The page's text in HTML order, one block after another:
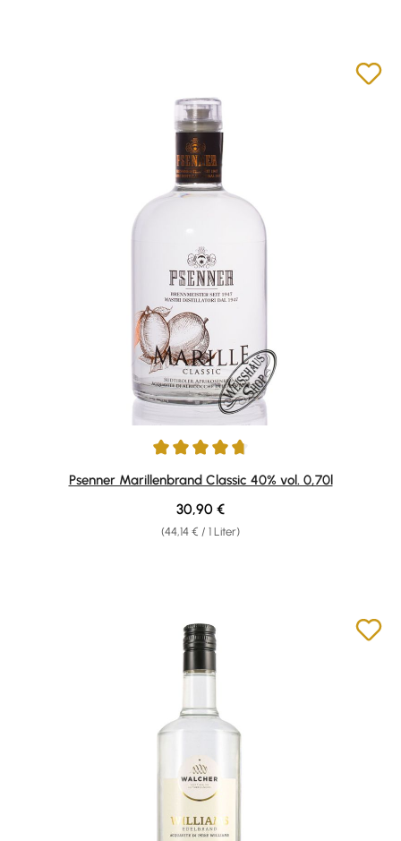
Durchschnittliche Bewertung von 4.7 von 5 Sternen
Psenner Marillenbrand Classic 40% vol. 0,70l
(44,14 € / 1 Liter)
Regulärer Preis:
30,90 €